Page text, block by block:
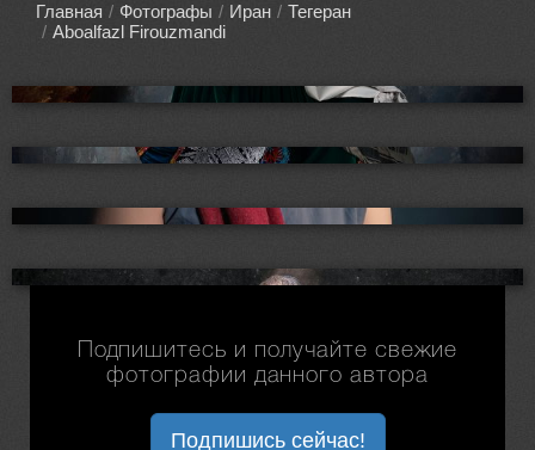
Главная Фотографы Иран
Тегеран
Aboalfazl Firouzmandi
Подпишитесь и получайте свежие
фотографии данного автора
Подпишись сейчас!